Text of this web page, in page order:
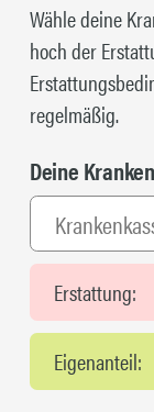
Wähle deine
hoch der
regelmäßig.
Deine
Erstattung:
Eigenanteil: